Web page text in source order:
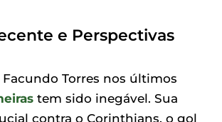
e Perspectivas
Torres nos últimos
tem sido inegável. Sua
contra o Corinthians, o gol